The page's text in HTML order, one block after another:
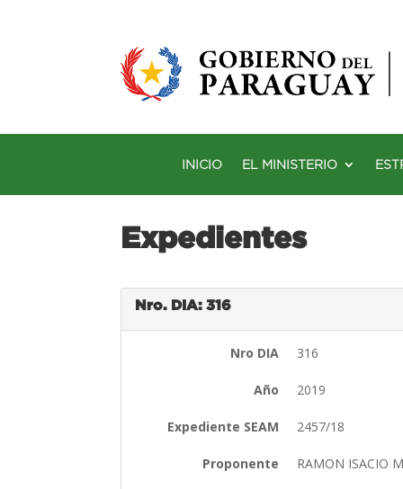
INICIO EL MINISTERIO
Expedientes
Nro. DIA: 316
Nro DIA 316
Año 2019
Expediente SEAM 2457/18
Proponente RAMON ISACIO